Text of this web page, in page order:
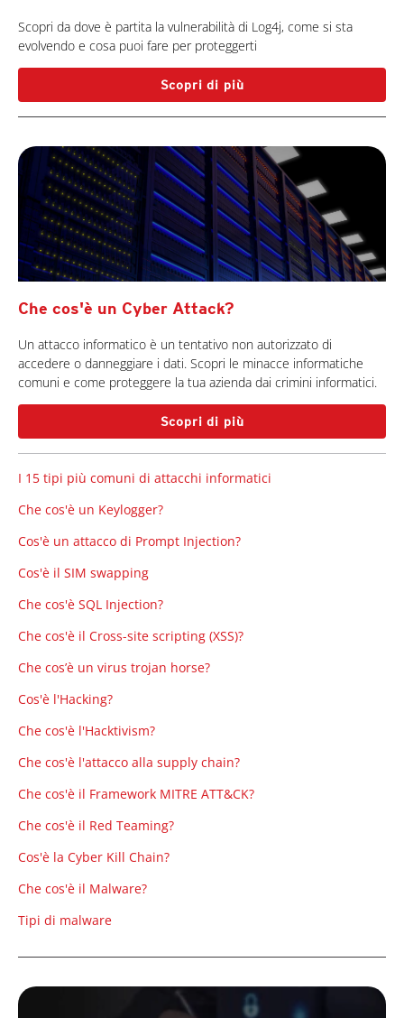
Scopri da dove è partita la vulnerabilità di Log4j, come si sta
evolvendo e cosa puoi fare per proteggerti
Scopri di più
Che cos'è un Cyber Attack?
Un attacco informatico è un tentativo non autorizzato di
accedere o danneggiare i dati. Scopri le minacce informatiche
comuni e come proteggere la tua azienda dai crimini informatici.
Scopri di più
I 15 tipi più comuni di attacchi informatici
Che cos'è un Keylogger?
Cos'è un attacco di Prompt Injection?
Cos'è il SIM swapping
Che cos'è SQL Injection?
Che cos'è il Cross-site scripting (XSS)?
Che cos’è un virus trojan horse?
Cos'è l'Hacking?
Che cos'è l'Hacktivism?
Che cos'è l'attacco alla supply chain?
Che cos'è il Framework MITRE ATT&CK?
Che cos'è il Red Teaming?
Cos'è la Cyber Kill Chain?
Che cos'è il Malware?
Tipi di malware